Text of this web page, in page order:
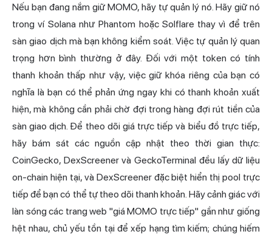
Nếu bạn đang nắm giữ MOMO, hãy tự quản lý nó. Hãy giữ nó
trong ví Solana như Phantom hoặc Solflare thay vì để trên
sàn giao dịch mà bạn không kiểm soát. Việc tự quản lý quan
trọng hơn bình thường ở đây. Đối với một token có tính
thanh khoản thấp như vậy, việc giữ khóa riêng của bạn có
nghĩa là bạn có thể phản ứng ngay khi có thanh khoản xuất
hiện, mà không cần phải chờ đợi trong hàng đợi rút tiền của
sàn giao dịch. Để theo dõi giá trực tiếp và biểu đồ trực tiếp,
hãy bám sát các nguồn cập nhật theo thời gian thực:
CoinGecko, DexScreener và GeckoTerminal đều lấy dữ liệu
on-chain hiện tại, và DexScreener đặc biệt hiển thị pool trực
tiếp để bạn có thể tự theo dõi thanh khoản. Hãy cảnh giác với
làn sóng các trang web "giá MOMO trực tiếp" gần như giống
hệt nhau, chủ yếu tồn tại để xếp hạng tìm kiếm; chúng hiếm